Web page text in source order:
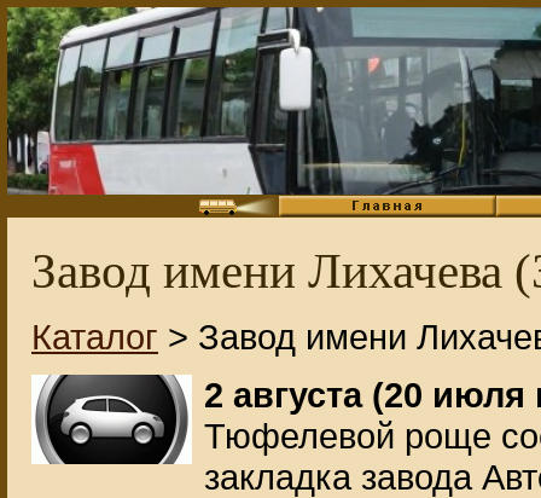
Завод имени
Каталог > Завод имени
2 августа (20
Тюфелевой роще
закладка завода